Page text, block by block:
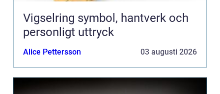
Vigselring symbol, hantverk och
personligt uttryck
Alice Pettersson 03 augusti 2026